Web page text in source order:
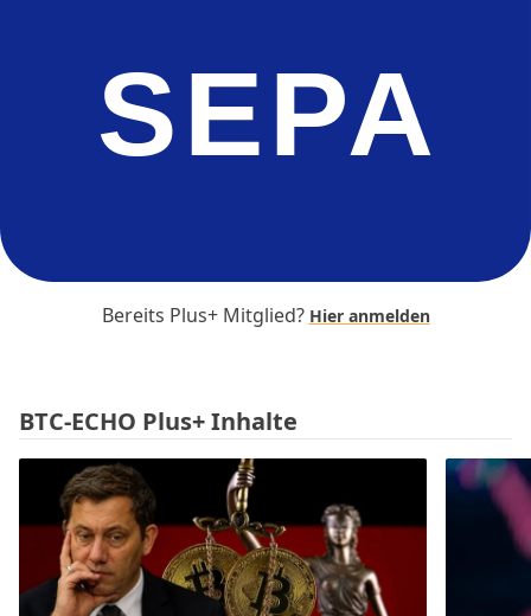
SEPA
Bereits Plus+ Mitglied? Hier anmelden
BTC-ECHO Plus+ Inhalte